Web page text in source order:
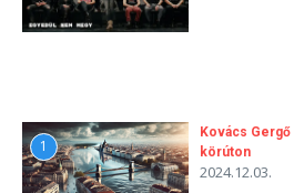
1
Kovács Gergő
körúton
2024.12.03.